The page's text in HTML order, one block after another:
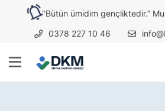
"Bütün ümidim gençliktedir.”
0378 227 10 46